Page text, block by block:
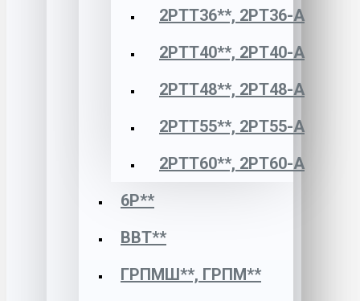
2РТТ36**, 2РТ36-А
2РТТ40**, 2РТ40-А
2РТТ48**, 2РТ48-А
2РТТ55**, 2РТ55-А
2РТТ60**, 2РТ60-А
6Р**
ВВТ**
ГРПМШ**, ГРПМ**